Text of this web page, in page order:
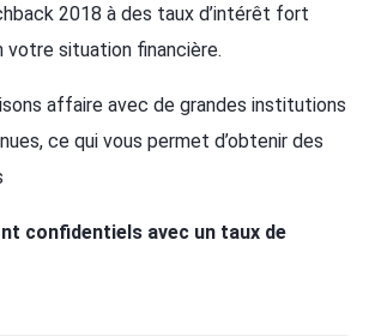
2018 à des taux d’intérêt fort
votre situation financière.
affaire avec de grandes institutions
ce qui vous permet d’obtenir des
confidentiels avec un taux de